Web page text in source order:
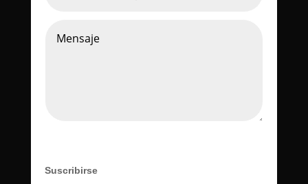
Suscribirse